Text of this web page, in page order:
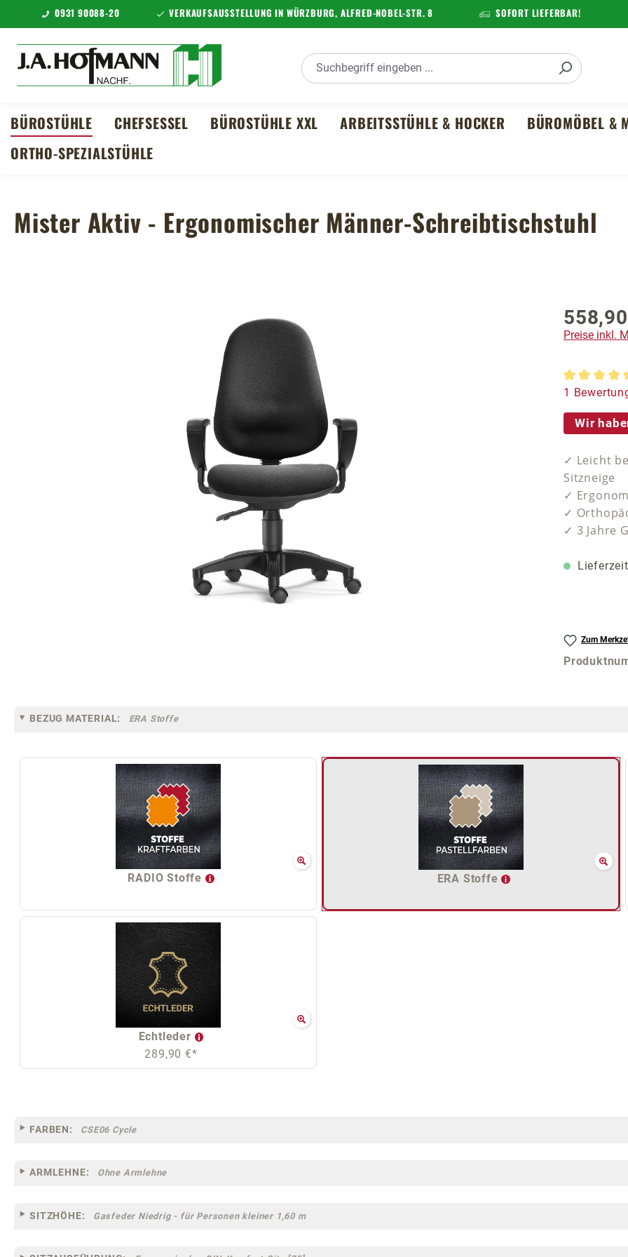
Hauptinhalt springen
Zur Suche springen
Zur Hauptnavigation springen
0931 90088-20 VERKAUFSAUSSTELLUNG IN WÜRZBURG, ALFRED-NOBEL-STR. 8 SOFORT LIEFERBAR!
BÜROSTÜHLE CHEFSESSEL BÜROSTÜHLE XXL ARBEITSSTÜHLE & HOCKER BÜROMÖBEL &
ORTHO-SPEZIALSTÜHLE
Mister Aktiv - Ergonomischer Männer-Schreibtischstuhl
Preise inkl.
1
Wir
✓ Leicht
Sitzneige
✓
✓
✓ 3 Jahre
Zum
BEZUG MATERIAL: ERA Stoffe
RADIO Stoffe ERA Stoffe
Echtleder
289,90 €*
FARBEN: CSE06 Cycle
ARMLEHNE: Ohne Armlehne
SITZHÖHE: Gasfeder Niedrig - für Personen kleiner 1,60 m